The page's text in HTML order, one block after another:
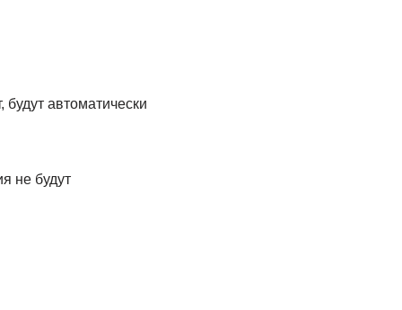
автоматически
не будут